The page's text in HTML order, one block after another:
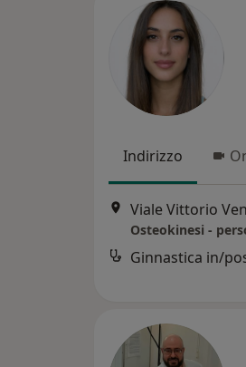
Indirizzo
Viale Vittorio
Osteokinesi -
Ginnastica in/